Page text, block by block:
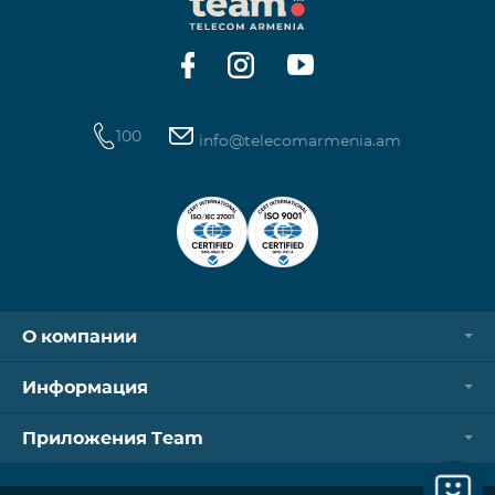
операторов. Для корректной идентификации Wi-
Fi и VPN должны быть отключен
100 info@telecomarmenia.am
О компании
Информация
Приложения Team